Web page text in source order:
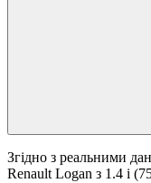
Згідно з реальними
Renault Logan з 1.4 i